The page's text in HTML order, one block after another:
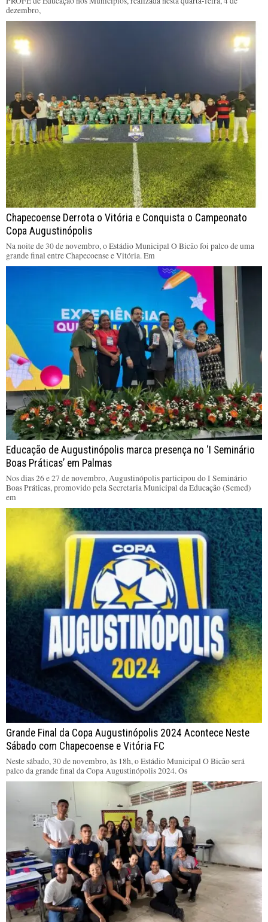
dezembro,
Chapecoense Derrota o Vitória e Conquista o Campeonato
Copa Augustinópolis
Na noite de 30 de novembro, o Estádio Municipal O Bicão foi palco de uma
grande final entre Chapecoense e Vitória. Em
Educação de Augustinópolis marca presença no ‘I Seminário
Boas Práticas’ em Palmas
Nos dias 26 e 27 de novembro, Augustinópolis participou do I Seminário
Boas Práticas, promovido pela Secretaria Municipal da Educação (Semed)
em
Grande Final da Copa Augustinópolis 2024 Acontece Neste
Sábado com Chapecoense e Vitória FC
Neste sábado, 30 de novembro, às 18h, o Estádio Municipal O Bicão será
palco da grande final da Copa Augustinópolis 2024. Os